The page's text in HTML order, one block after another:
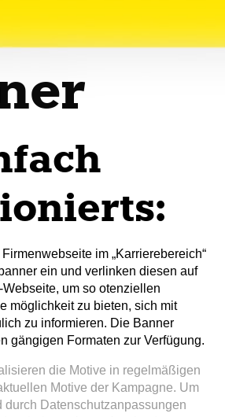
im „Karrierebereich“
ein und verlinken diesen auf
-Webseite, um so otenziellen
möglichkeit zu bieten, sich mit
zu informieren. Die Banner
gängigen Formaten zur Verfügung.
die Motive in regelmäßigen
Motive der Kampagne. Um
durch Datenschutzanpassungen